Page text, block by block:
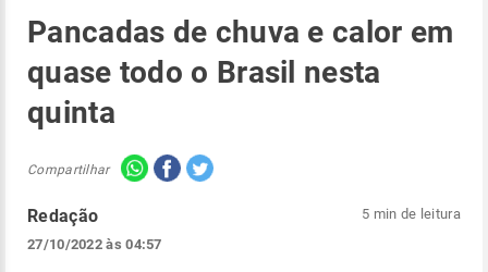
Pancadas de chuva e calor em
quase todo o Brasil nesta
quinta
Compartilhar
Redação
27/10/2022 às 04:57
5 min de leitura